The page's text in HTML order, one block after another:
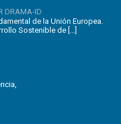
DRAMA-ID
de la Unión Europea.
Sostenible de […]